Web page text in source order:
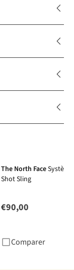
The North Face
Shot Sling
€90,00
Comparer